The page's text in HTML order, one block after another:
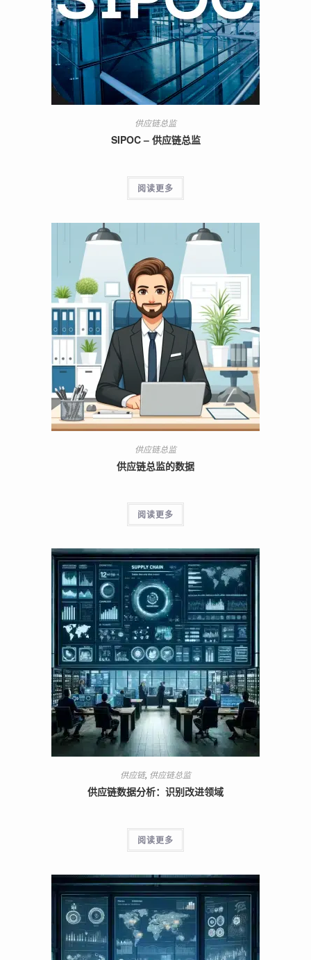
供应链总监
SIPOC – 供应链总监
阅读更多
供应链总监
供应链总监的数据
阅读更多
供应链, 供应链总监
供应链数据分析：识别改进领域
阅读更多